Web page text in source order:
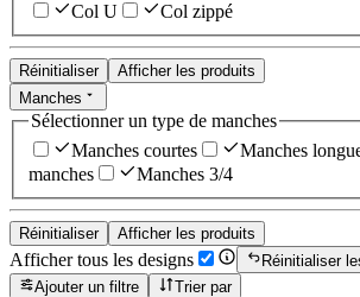
Col U
Col zippé
Réinitialiser
Afficher les produits
Manches
Sélectionner un type de manches
Manches courtes
Manches
manches
Manches 3/4
Réinitialiser Afficher les produits
Afficher tous les designs
Réinitialiser
Ajouter un filtre
Trier par